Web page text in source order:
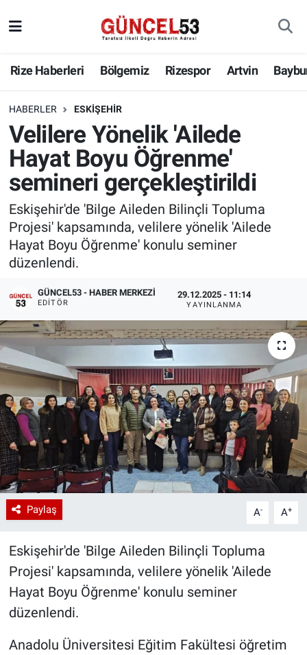
Rize Haberleri Bölgemiz Rizespor Artvin
HABERLER ESKIŞEHIR
Velilere Yönelik 'Ailede
Hayat Boyu Öğrenme'
semineri gerçekleştirildi
Eskişehir'de 'Bilge Aileden Bilinçli Topluma
Projesi' kapsamında, velilere yönelik 'Ailede
Hayat Boyu Öğrenme' konulu seminer
düzenlendi.
GÜNCEL53 - HABER MERKEZI
EDITÖR
29.12.2025 - 11:14
YAYINLANMA
Paylaş A- A+
Eskişehir'de 'Bilge Aileden Bilinçli Topluma
Projesi' kapsamında, velilere yönelik 'Ailede
Hayat Boyu Öğrenme' konulu seminer
düzenlendi.
Anadolu Üniversitesi Eğitim Fakültesi öğretim